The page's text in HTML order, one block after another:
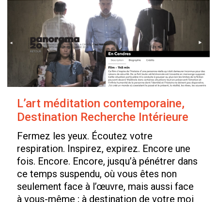
L’art méditation contemporaine,
Destination Recherche Intérieure
Fermez les yeux. Écoutez votre
respiration. Inspirez, expirez. Encore une
fois. Encore. Encore, jusqu’à pénétrer dans
ce temps suspendu, où vous êtes non
seulement face à l’œuvre, mais aussi face
à vous-même ; à destination de votre moi